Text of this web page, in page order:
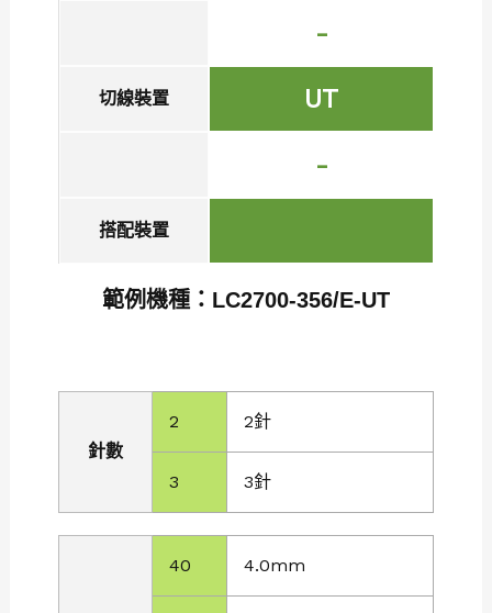
切線裝置
搭配裝置
-
UT
-
範例機種：LC2700-356/E-UT
針數
2 2針
3 3針
40 4.0mm